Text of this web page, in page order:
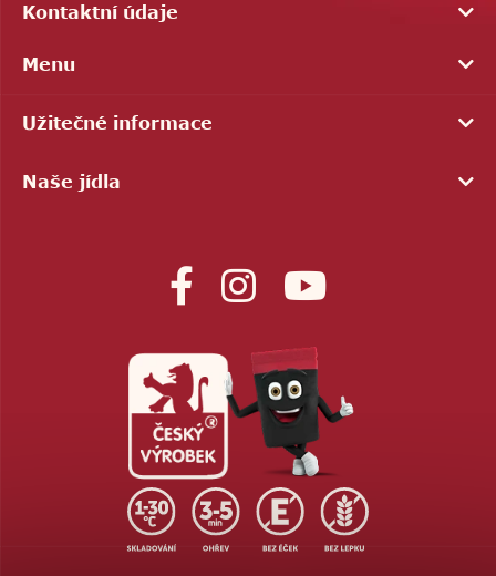
Kontaktní údaje
Menu
Užitečné informace
Naše jídla